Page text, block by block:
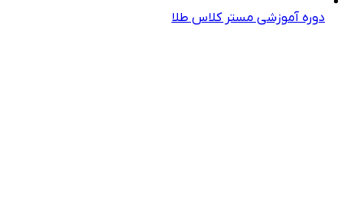
دوره آموزشی مستر کلاس طلا